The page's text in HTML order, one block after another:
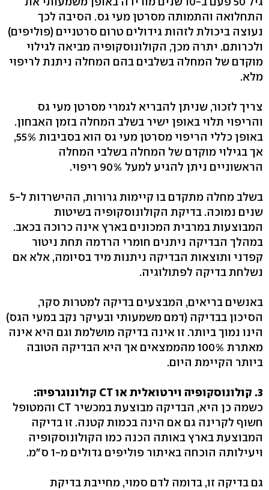
התחלואה והתמותה מסרטן מעי גס. הסיבה לכך
נעוצה ביכולת לזהות גידולים טרום סרטניים (פוליפים)
ולכרותם. יתרה מכך, הקולונוסקופיה מביאה לגילוי
מוקדם של המחלה בשלבים בהם המחלה ניתנת לריפוי
מלא.
צריך לזכור, שניתן להבריא לגמרי מסרטן מעי גס
והריפוי תלוי באופן ישיר בשלב המחלה בזמן האבחון.
באופן כללי הריפוי מסרטן מעי גס הוא בסביבות 55%,
אך בגילוי מוקדם של המחלה בשלבי המחלה
הראשוניים ניתן להגיע למעל 90% ריפוי.
בשלב מחלה מתקדם בו קיימות גרורות, ההישרדות ל-5
שנים נמוכה. בדיקת הקולונוסקופיה בשיטות
המבוצעות במרבית המכונים בארץ אינה כרוכה בכאב.
במהלך הבדיקה ניתנים חומרי הרדמה תחת ניטור
קפדני ותוצאות הבדיקה ניתנות מיד בסיומה, אלא אם
נשלחת בדיקה לפתולוגיה.
באנשים בריאים, המבצעים בדיקה למטרות סקר,
הסיכון בבדיקה (דמם משמעותי ובעיקר נקב במעי הגס)
הינו נמוך ביותר. זו אינה בדיקה מושלמת וגם היא אינה
מאתרת 100% מהממצאים אך היא הבדיקה הטובה
ביותר הקיימת היום.
3. קולונוסקופיה וירטואלית או CT קולונוגרפיה:
כשמה כן היא, הבדיקה מבוצעת במכשיר CT והמטופל
חשוף לקרינה גם אם הינה בכמות קטנה. זו בדיקה
המבוצעת בארץ באותה הכנה כמו הקולונוסקופיה
ויעילותה הוכחה באיתור פוליפים גדולים מ-1 ס"מ.
גם בדיקה זו, בדומה לדם סמוי, מחייבת בדיקת